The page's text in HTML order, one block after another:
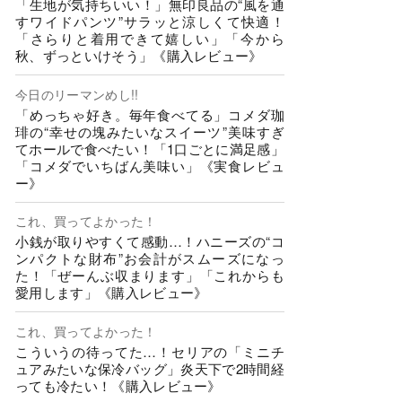
「生地が気持ちいい！」無印良品の“風を通
すワイドパンツ”サラッと涼しくて快適！
「さらりと着用できて嬉しい」「今から
秋、ずっといけそう」《購入レビュー》
今日のリーマンめし!!
「めっちゃ好き。毎年食べてる」コメダ珈
琲の“幸せの塊みたいなスイーツ”美味すぎ
てホールで食べたい！「1口ごとに満足感」
「コメダでいちばん美味い」《実食レビュ
ー》
これ、買ってよかった！
小銭が取りやすくて感動…！ハニーズの“コ
ンパクトな財布”お会計がスムーズになっ
た！「ぜーんぶ収まります」「これからも
愛用します」《購入レビュー》
これ、買ってよかった！
こういうの待ってた…！セリアの「ミニチ
ュアみたいな保冷バッグ」炎天下で2時間経
っても冷たい！《購入レビュー》